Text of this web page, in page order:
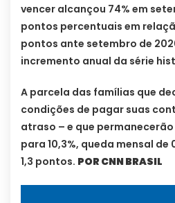
vencer alcançou 74% em
pontos percentuais em
pontos ante setembro de
incremento anual da série
A parcela das famílias que
condições de pagar suas
atraso – e que
para 10,3%, queda mensal
1,3 pontos. POR CNN BRASIL